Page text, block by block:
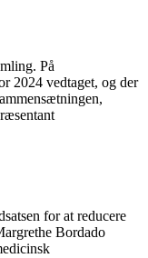
På
2024 vedtaget, og der
for at reducere
Bordado